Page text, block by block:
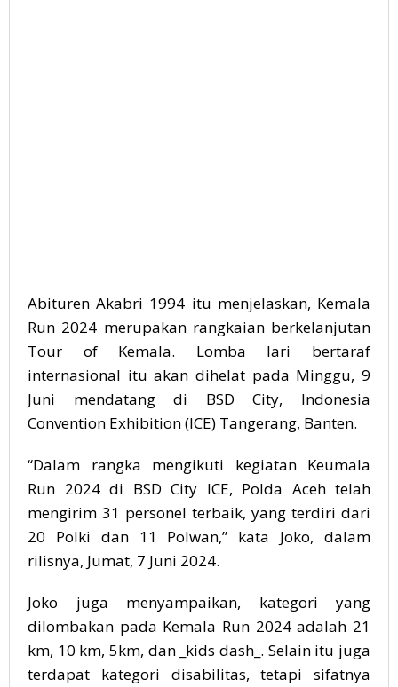
Abituren Akabri 1994 itu menjelaskan, Kemala
Run 2024 merupakan rangkaian berkelanjutan
Tour of Kemala. Lomba lari bertaraf
internasional itu akan dihelat pada Minggu, 9
Juni mendatang di BSD City, Indonesia
Convention Exhibition (ICE) Tangerang, Banten.
“Dalam rangka mengikuti kegiatan Keumala
Run 2024 di BSD City ICE, Polda Aceh telah
mengirim 31 personel terbaik, yang terdiri dari
20 Polki dan 11 Polwan,” kata Joko, dalam
rilisnya, Jumat, 7 Juni 2024.
Joko juga menyampaikan, kategori yang
dilombakan pada Kemala Run 2024 adalah 21
km, 10 km, 5km, dan _kids dash_. Selain itu juga
terdapat kategori disabilitas, tetapi sifatnya